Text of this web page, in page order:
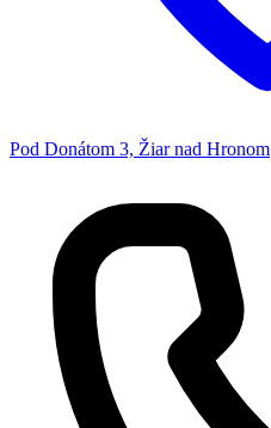
Pod Donátom 3, Žiar nad Hronom